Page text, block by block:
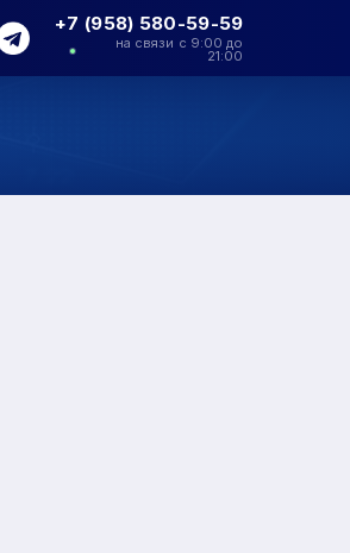
+7 (958) 580-59-59
на связи с 9:00 до
21:00